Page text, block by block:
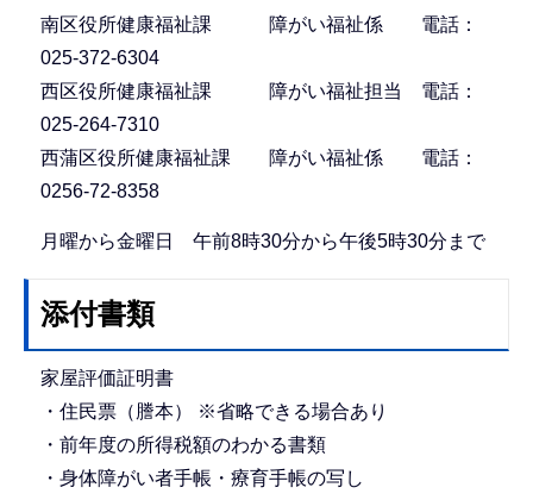
南区役所健康福祉課 障がい福祉係 電話：
025-372-6304
西区役所健康福祉課 障がい福祉担当 電話：
025-264-7310
西蒲区役所健康福祉課 障がい福祉係 電話：
0256-72-8358
月曜から金曜日 午前8時30分から午後5時30分まで
添付書類
家屋評価証明書
・住民票（謄本） ※省略できる場合あり
・前年度の所得税額のわかる書類
・身体障がい者手帳・療育手帳の写し